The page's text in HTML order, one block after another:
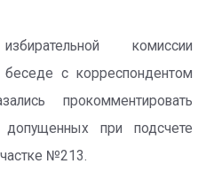
комиссии
беседе с корреспондентом
прокомментировать
при подсчете
№213.